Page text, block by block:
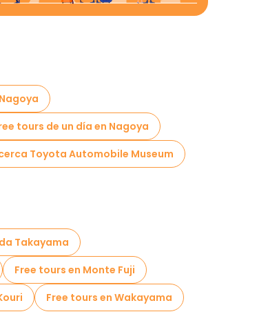
tours de un día en Nagoya
Toyota Automobile Museum
Takayama
Free tours en Monte Fuji
Free tours en Wakayama